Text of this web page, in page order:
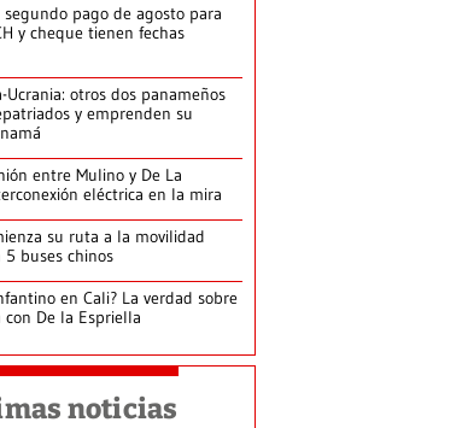
segundo pago de agosto para
y cheque tienen fechas
Ucrania: otros dos panameños
y emprenden su
entre Mulino y De La
eléctrica en la mira
su ruta a la movilidad
5 buses chinos
en Cali? La verdad sobre
con De la Espriella
noticias